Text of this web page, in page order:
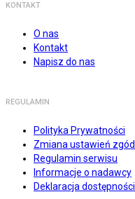
KONTAKT
O nas
Kontakt
Napisz do nas
REGULAMIN
Polityka Prywatności
Zmiana ustawień zgód
Regulamin serwisu
Informacje o nadawcy
Deklaracja dostępności